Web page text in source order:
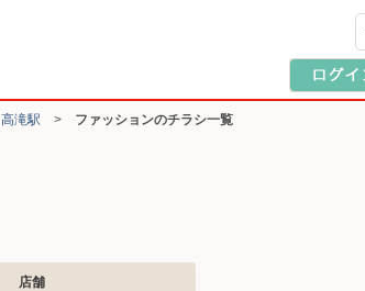
高滝駅 > ファッションのチラシ一覧
店舗